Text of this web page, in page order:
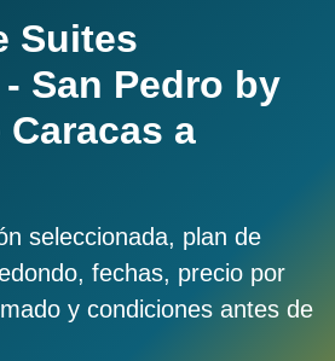
Suites
San Pedro by
Caracas a
seleccionada, plan de
fechas, precio por
y condiciones antes de